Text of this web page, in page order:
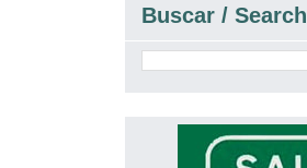
Buscar / Search